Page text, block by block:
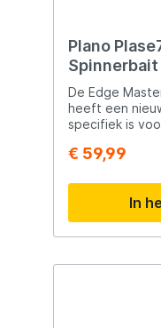
Plano
Spinnerbait
De Edge
heeft een
specifiek is
Rustrictor-
versterkt met
veilige
Productinformatie Plano Edge
herbruikbare
Rustrictor™-
€ 59,99
In